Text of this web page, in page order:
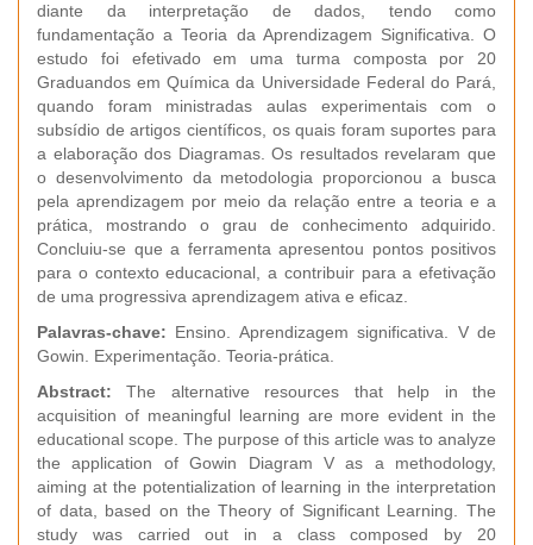
diante da interpretação de dados, tendo como
fundamentação a Teoria da Aprendizagem Significativa. O
estudo foi efetivado em uma turma composta por 20
Graduandos em Química da Universidade Federal do Pará,
quando foram ministradas aulas experimentais com o
subsídio de artigos científicos, os quais foram suportes para
a elaboração dos Diagramas. Os resultados revelaram que
o desenvolvimento da metodologia proporcionou a busca
pela aprendizagem por meio da relação entre a teoria e a
prática, mostrando o grau de conhecimento adquirido.
Concluiu-se que a ferramenta apresentou pontos positivos
para o contexto educacional, a contribuir para a efetivação
de uma progressiva aprendizagem ativa e eficaz.
Palavras-chave: Ensino. Aprendizagem significativa. V de
Gowin. Experimentação. Teoria-prática.
Abstract:The alternative resources that help in the
acquisition of meaningful learning are more evident in the
educational scope. The purpose of this article was to analyze
the application of Gowin Diagram V as a methodology,
aiming at the potentialization of learning in the interpretation
of data, based on the Theory of Significant Learning. The
study was carried out in a class composed by 20